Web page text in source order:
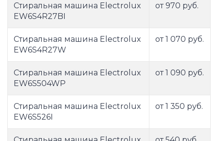
Стиральная машина Electrolux
EW6S4R27BI
от 970 руб.
Стиральная машина Electrolux
EW6S4R27W
от 1 070 руб.
Стиральная машина Electrolux
EW6S504WP
от 1 090 руб.
Стиральная машина Electrolux
EW6S526I
от 1 350 руб.